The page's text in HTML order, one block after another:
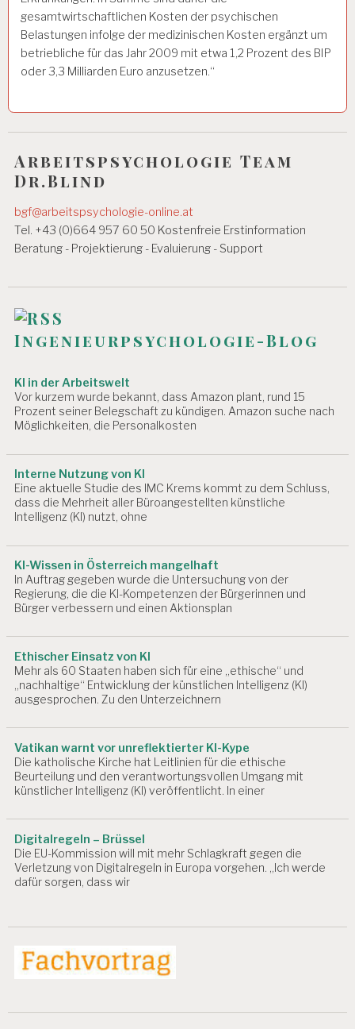
gesamtwirtschaftlichen Kosten der psychischen
Belastungen infolge der medizinischen Kosten ergänzt um
betriebliche für das Jahr 2009 mit etwa 1,2 Prozent des BIP
oder 3,3 Milliarden Euro anzusetzen.“
Arbeitspsychologie Team
Dr.Blind
bgf@arbeitspsychologie-online.at
Tel. +43 (0)664 957 60 50 Kostenfreie Erstinformation
Beratung - Projektierung - Evaluierung - Support
Ingenieurpsychologie-Blog
KI in der Arbeitswelt
Vor kurzem wurde bekannt, dass Amazon plant, rund 15
Prozent seiner Belegschaft zu kündigen. Amazon suche nach
Möglichkeiten, die Personalkosten
Interne Nutzung von KI
Eine aktuelle Studie des IMC Krems kommt zu dem Schluss,
dass die Mehrheit aller Büroangestellten künstliche
Intelligenz (KI) nutzt, ohne
KI-Wissen in Österreich mangelhaft
In Auftrag gegeben wurde die Untersuchung von der
Regierung, die die KI-Kompetenzen der Bürgerinnen und
Bürger verbessern und einen Aktionsplan
Ethischer Einsatz von KI
Mehr als 60 Staaten haben sich für eine „ethische“ und
„nachhaltige“ Entwicklung der künstlichen Intelligenz (KI)
ausgesprochen. Zu den Unterzeichnern
Vatikan warnt vor unreflektierter KI-Kype
Die katholische Kirche hat Leitlinien für die ethische
Beurteilung und den verantwortungsvollen Umgang mit
künstlicher Intelligenz (KI) veröffentlicht. In einer
Digitalregeln – Brüssel
Die EU-Kommission will mit mehr Schlagkraft gegen die
Verletzung von Digitalregeln in Europa vorgehen. „Ich werde
dafür sorgen, dass wir